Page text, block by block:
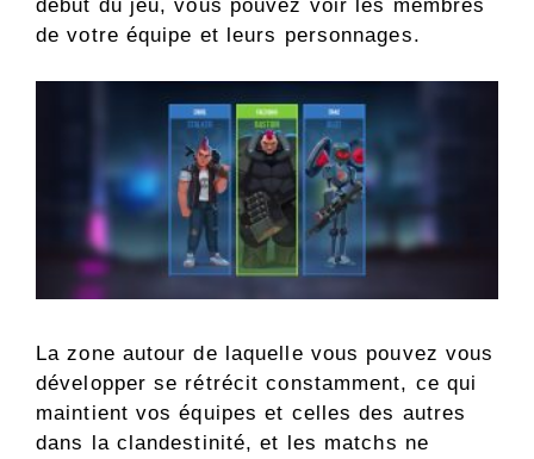
début du jeu, vous pouvez voir les membres
de votre équipe et leurs personnages.
La zone autour de laquelle vous pouvez vous
développer se rétrécit constamment, ce qui
maintient vos équipes et celles des autres
dans la clandestinité, et les matchs ne